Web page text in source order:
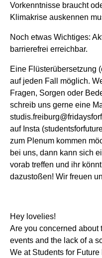
Vorkenntnisse braucht
Klimakrise auskennen
Noch etwas Wichtiges:
barrierefrei erreichbar.
Eine Flüsterübersetzung
auf jeden Fall möglich.
Fragen, Sorgen oder
schreib uns gerne eine
auf Insta
zum Plenum kommen
bei uns, dann kann sich
vorab treffen und ihr
dazustoßen! Wir freuen
Hey lovelies!
Are you concerned about
events and the lack of a
We at Students for